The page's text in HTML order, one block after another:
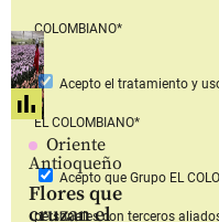
Oriente
Antioqueño
Flores que
cruzan el
COLOMBIANO*
Acepto el tratamiento y
EL COLOMBIANO*
Acepto que Grupo EL
personales con terceros